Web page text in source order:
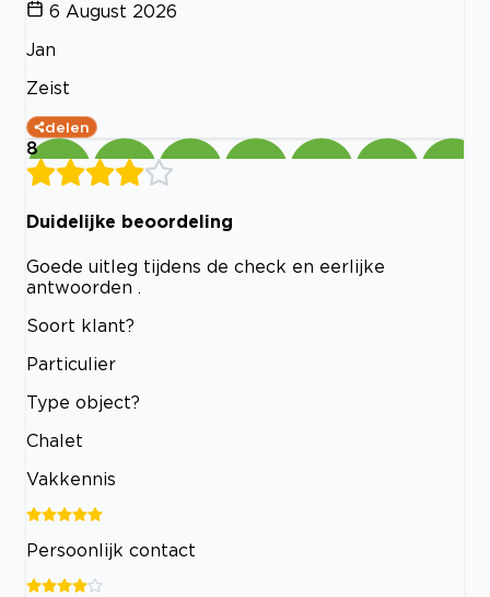
6 August 2026
Jan
Zeist
delen
8
Duidelijke beoordeling
Goede uitleg tijdens de check en eerlijke
antwoorden .
Soort klant?
Particulier
Type object?
Chalet
Vakkennis
Persoonlijk contact